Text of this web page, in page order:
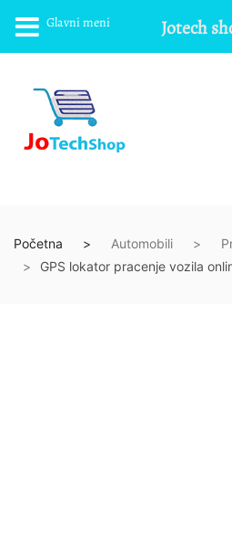
Početna Automobili
GPS lokator pracenje vozila
Glavni meni Jotech